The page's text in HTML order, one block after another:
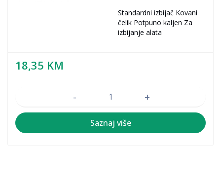
Standardni izbijač Kovani
čelik Potpuno kaljen Za
izbijanje alata
18,35 KM
Saznaj više